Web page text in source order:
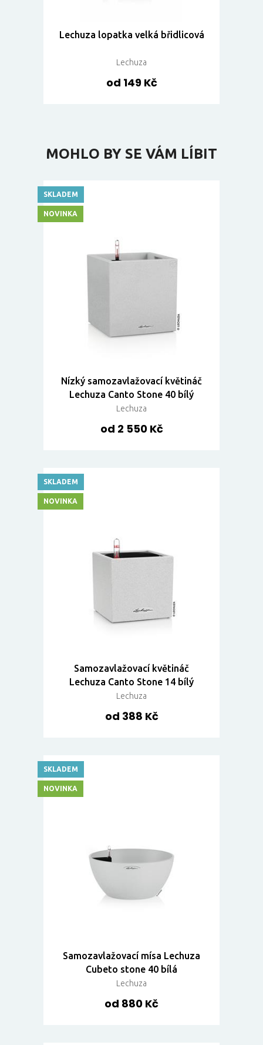
Lechuza lopatka velká břidlicová
Lechuza
od 149 Kč
MOHLO BY SE VÁM LÍBIT
Nízký samozavlažovací květináč
Lechuza Canto Stone 40 bílý
Lechuza
od 2 550 Kč
SKLADEM
NOVINKA
Samozavlažovací květináč
Lechuza Canto Stone 14 bílý
Lechuza
od 388 Kč
SKLADEM
NOVINKA
Samozavlažovací mísa Lechuza
Cubeto stone 40 bílá
Lechuza
od 880 Kč
SKLADEM
NOVINKA